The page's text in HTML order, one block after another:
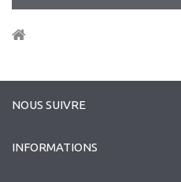
NOUS SUIVRE
INFORMATIONS